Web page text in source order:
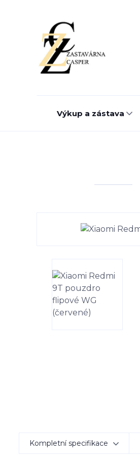
Výkup a zástava
Kompletní specifikace